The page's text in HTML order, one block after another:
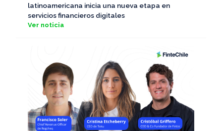
latinoamericana inicia una nueva etapa en
servicios financieros digitales
Ver noticia